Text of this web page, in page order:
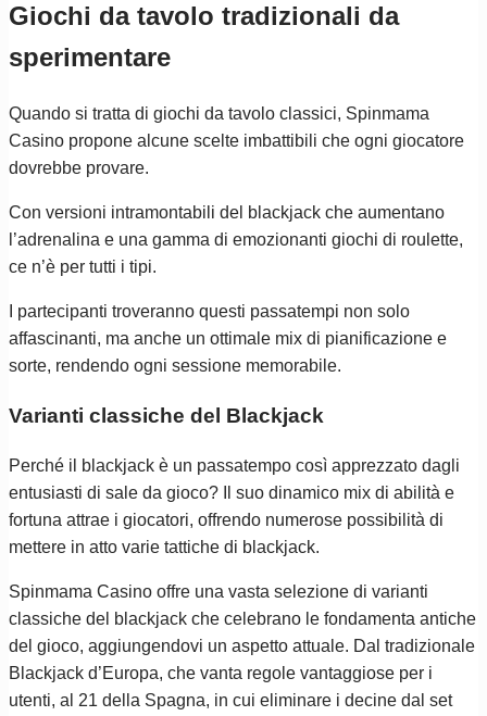
Giochi da tavolo tradizionali da
sperimentare
Quando si tratta di giochi da tavolo classici, Spinmama
Casino propone alcune scelte imbattibili che ogni giocatore
dovrebbe provare.
Con versioni intramontabili del blackjack che aumentano
l’adrenalina e una gamma di emozionanti giochi di roulette,
ce n’è per tutti i tipi.
I partecipanti troveranno questi passatempi non solo
affascinanti, ma anche un ottimale mix di pianificazione e
sorte, rendendo ogni sessione memorabile.
Varianti classiche del Blackjack
Perché il blackjack è un passatempo così apprezzato dagli
entusiasti di sale da gioco? Il suo dinamico mix di abilità e
fortuna attrae i giocatori, offrendo numerose possibilità di
mettere in atto varie tattiche di blackjack.
Spinmama Casino offre una vasta selezione di varianti
classiche del blackjack che celebrano le fondamenta antiche
del gioco, aggiungendovi un aspetto attuale. Dal tradizionale
Blackjack d’Europa, che vanta regole vantaggiose per i
utenti, al 21 della Spagna, in cui eliminare i decine dal set